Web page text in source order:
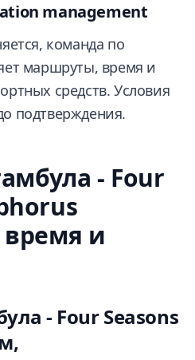
management
команда по
маршруты, время и
средств. Условия
подтверждения.
- Four
время и
- Four Seasons